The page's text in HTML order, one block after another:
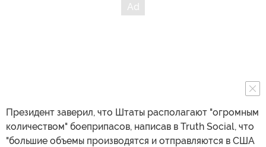
Президент заверил, что Штаты располагают "огромным
количеством" боеприпасов, написав в Truth Social, что
"большие объемы производятся и отправляются в США